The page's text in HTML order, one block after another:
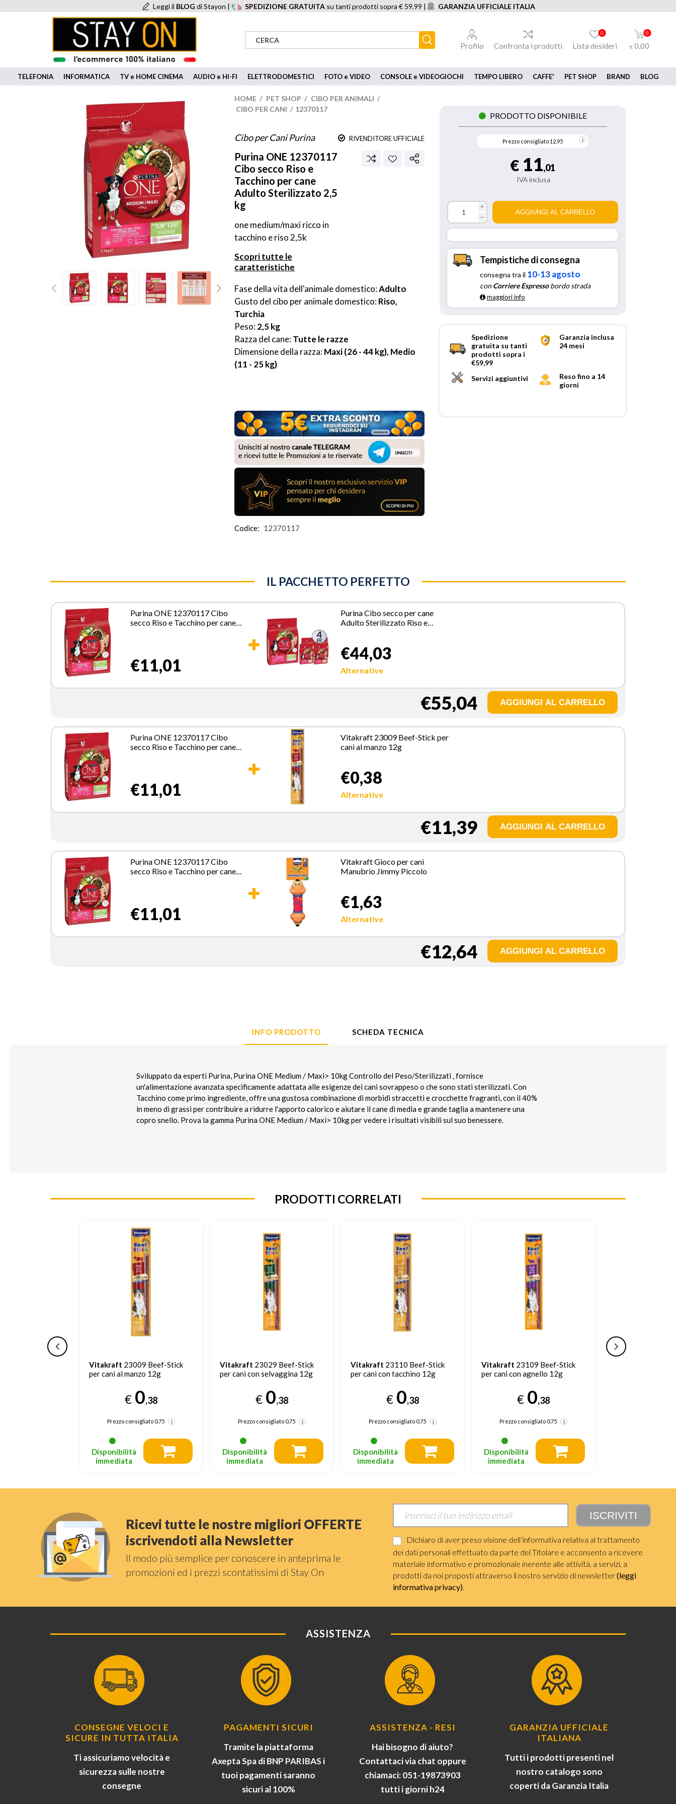
Leggi il BLOG di Stayon | SPEDIZIONE GRATUITA su tanti prodotti sopra € 59,99 | GARANZIA UFFICIALE ITALIA
Profilo Confronta i prodotti Lista desideri
0 0
€ 0,00
TELEFONIA INFORMATICA TV e HOME CINEMA AUDIO e HI-FI ELETTRODOMESTICI FOTO e VIDEO CONSOLE e VIDEOGIOCHI TEMPO LIBERO CAFFE' PET SHOP BRAND BLOG
HOME / PET SHOP / CIBO PER ANIMALI /
CIBO PER CANI / 12370117
Cibo per Cani Purina RIVENDITORE UFFICIALE
Purina ONE 12370117
Cibo secco Riso e
Tacchino per cane
Adulto Sterilizzato 2,5
kg
one medium/maxi ricco in
tacchino e riso 2,5k
Scopri tutte le
caratteristiche
Fase della vita dell'animale domestico: Adulto
Gusto del cibo per animale domestico: Riso,
Turchia
Peso: 2,5 kg
Razza del cane: Tutte le razze
Dimensione della razza: Maxi (26 - 44 kg), Medio
(11 - 25 kg)
Codice: 12370117
PRODOTTO DISPONIBILE
Prezzo consigliato 12,95
€ 11,01
IVA inclusa
i
h
Tempistiche di consegna
consegna tra il 10-13 agosto
conCorriere Espressobordo strada
maggiori info
Spedizione
gratuita su tanti
prodotti sopra i
€59,99
Garanzia inclusa
24 mesi
Servizi aggiuntivi
Reso fino a 14
giorni
IL PACCHETTO PERFETTO
Purina ONE 12370117 Cibo
secco Riso e Tacchino per cane
€11,01
Purina Cibo secco per cane
Adulto Sterilizzato Riso e
€44,03
Alternative
€55,04
Purina ONE 12370117 Cibo
secco Riso e Tacchino per cane
€11,01
Vitakraft 23009 Beef-Stick per
cani al manzo 12g
€0,38
Alternative
€11,39
Purina ONE 12370117 Cibo
secco Riso e Tacchino per cane
€11,01
Vitakraft Gioco per cani
Manubrio Jimmy Piccolo
€1,63
Alternative
€12,64
INFO PRODOTTO SCHEDA TECNICA
Sviluppato da esperti Purina, Purina ONE Medium / Maxi> 10kg Controllo del Peso/Sterilizzati , fornisce
un'alimentazione avanzata specificamente adattata alle esigenze dei cani sovrappeso o che sono stati sterilizzati. Con
Tacchino come primo ingrediente, offre una gustosa combinazione di morbidi straccetti e crocchette fragranti, con il 40%
in meno di grassi per contribuire a ridurre l'apporto calorico e aiutare il cane di media e grande taglia a mantenere una
copro snello. Prova la gamma Purina ONE Medium / Maxi> 10kg per vedere i risultati visibili sul suo benessere.
PRODOTTI CORRELATI
Vitakraft 23009 Beef-Stick
per cani al manzo 12g
€ 0,38
Prezzo consigliato0.75
Disponibilità
immediata
Vitakraft 23029 Beef-Stick
per cani con selvaggina 12g
€ 0,38
Prezzo consigliato0.75
Disponibilità
immediata
Vitakraft 23110 Beef-Stick
per cani con tacchino 12g
€ 0,38
Prezzo consigliato0.75
Disponibilità
immediata
Vitakraft 23109 Beef-Stick
per cani con agnello 12g
€ 0,38
Prezzo consigliato0.75
Disponibilità
immediata
Ricevi tutte le nostre migliori OFFERTE
iscrivendoti alla Newsletter
Il modo più semplice per conoscere in anteprima le
promozioni ed i prezzi scontatissimi di Stay On
Dichiaro di aver preso visione dell’informativa relativa al trattamento
dei dati personali effettuato da parte del Titolare e acconsento a ricevere
materiale informativo e promozionale inerente alle attività, a servizi, a
prodotti da noi proposti attraverso il nostro servizio di newsletter(leggi
informativa privacy).
ASSISTENZA
CONSEGNE VELOCI E
SICURE IN TUTTA ITALIA
Ti assicuriamo velocità e
sicurezza sulle nostre
consegne
PAGAMENTI SICURI
Tramite la piattaforma
Axepta Spa di BNP PARIBAS i
tuoi pagamenti saranno
sicuri al 100%
ASSISTENZA - RESI
Hai bisogno di aiuto?
Contattaci via chat oppure
chiamaci: 051-19873903
tutti i giorni h24
GARANZIA UFFICIALE
ITALIANA
Tutti i prodotti presenti nel
nostro catalogo sono
coperti da Garanzia Italia